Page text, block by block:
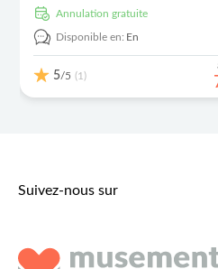
Annulation gratuite
Disponible en: En
5/5 (1)
Suivez-nous sur